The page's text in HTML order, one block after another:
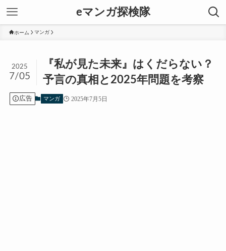
eマンガ探検隊
ホーム マンガ
『私が見た未来』はくだらない？
予言の真相と2025年問題を考察
2025
7/05
広告 マンガ 2025年7月5日